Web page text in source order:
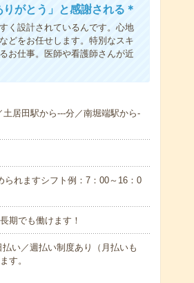
がとう」と感謝される＊
く設計されているんです。心地
どをお任せします。特別なスキ
お仕事。医師や看護師さんが近
居田駅から---分／南堀端駅から-
れますシフト例：7：00～16：0
でも働けます！
い／週払い制度あり（月払いも
す。